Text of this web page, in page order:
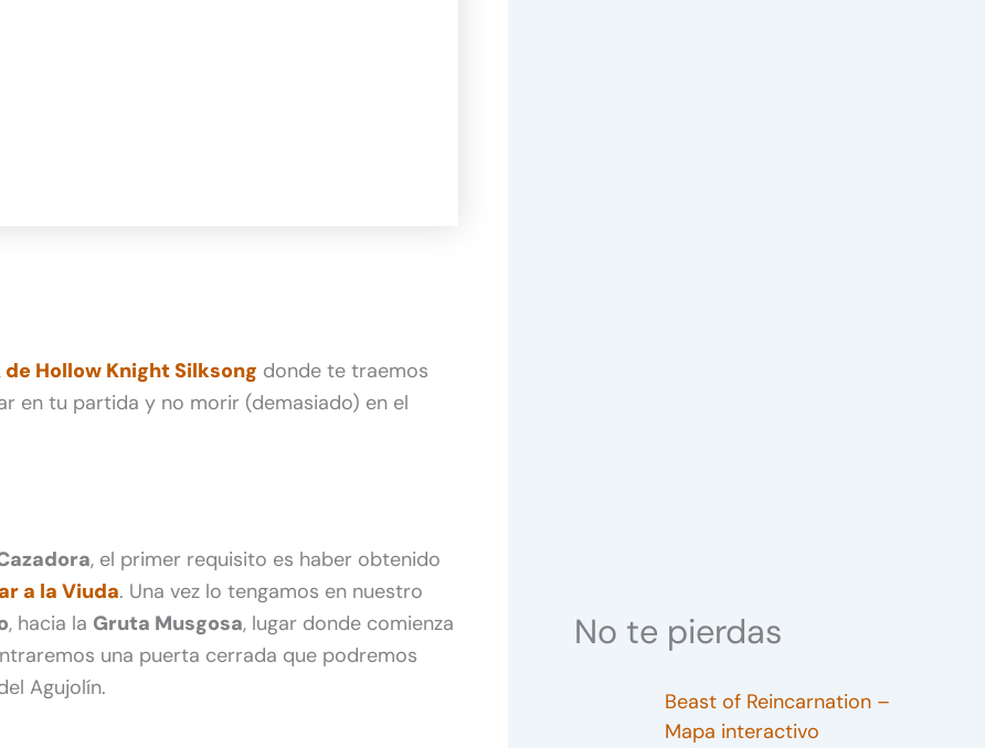
de Hollow Knight Silksong donde te traemos
en tu partida y no morir (demasiado) en el
, el primer requisito es haber obtenido
a la Viuda. Una vez lo tengamos en nuestro
, hacia la Gruta Musgosa, lugar donde comienza
una puerta cerrada que podremos
Agujolín.
No te pierdas
Beast of Reincarnation –
Mapa interactivo